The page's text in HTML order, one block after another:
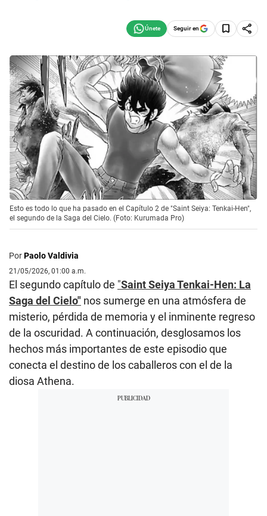
Seguir en
Esto es todo lo que ha pasado en el Capítulo 2 de "Saint Seiya: Tenkai-Hen",
el segundo de la Saga del Cielo. (Foto: Kurumada Pro)
PorPaolo Valdivia
21/05/2026, 01:00 a.m.
El segundo capítulo de "Saint Seiya Tenkai-Hen: La
Saga del Cielo" nos sumerge en una atmósfera de
misterio, pérdida de memoria y el inminente regreso
de la oscuridad. A continuación, desglosamos los
hechos más importantes de este episodio que
conecta el destino de los caballeros con el de la
diosa Athena.